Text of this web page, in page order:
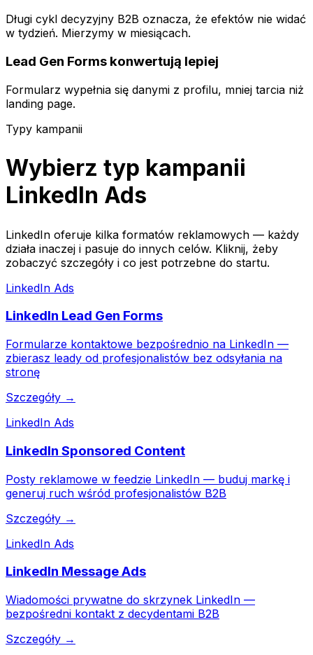
Długi cykl decyzyjny B2B oznacza, że efektów nie widać
w tydzień. Mierzymy w miesiącach.
Lead Gen Forms konwertują lepiej
Formularz wypełnia się danymi z profilu, mniej tarcia niż
landing page.
Typy kampanii
Wybierz typ kampanii
LinkedIn Ads
LinkedIn oferuje kilka formatów reklamowych — każdy
działa inaczej i pasuje do innych celów. Kliknij, żeby
zobaczyć szczegóły i co jest potrzebne do startu.
LinkedIn Ads
LinkedIn Lead Gen Forms
Formularze kontaktowe bezpośrednio na LinkedIn —
zbierasz leady od profesjonalistów bez odsyłania na
stronę
Szczegóły →
LinkedIn Ads
LinkedIn Sponsored Content
Posty reklamowe w feedzie LinkedIn — buduj markę i
generuj ruch wśród profesjonalistów B2B
Szczegóły →
LinkedIn Ads
LinkedIn Message Ads
Wiadomości prywatne do skrzynek LinkedIn —
bezpośredni kontakt z decydentami B2B
Szczegóły →